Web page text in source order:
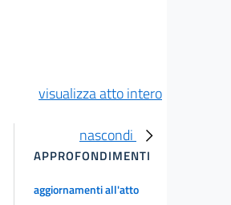
visualizza atto intero
nascondi
APPROFONDIMENTI
aggiornamenti all'atto